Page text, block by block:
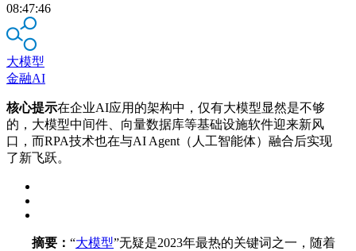
08:47:46
大模型
金融AI
核心提示在企业AI应用的架构中，仅有大模型显然是不够
的，大模型中间件、向量数据库等基础设施软件迎来新风
口，而RPA技术也在与AI Agent（人工智能体）融合后实现
了新飞跃。
摘要： “大模型”无疑是2023年最热的关键词之一，随着